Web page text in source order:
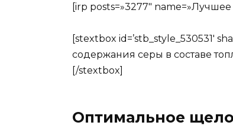
[irp posts=»3277″
[stextbox id=’stb_style_530531′
содержания серы в составе
[/stextbox]
Оптимальное